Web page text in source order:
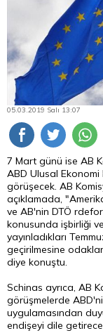
05.03.2019 Salı 13:07
7 Mart günü ise AB
ABD Ulusal
görüşecek. AB
açıklamada,
ve AB'nin DTÖ
konusunda işbirliği
yayınladıkları
geçirilmesine
diye konuştu.
Schinas ayrıca, AB
görüşmelerde
uygulamasından
endişeyi dile